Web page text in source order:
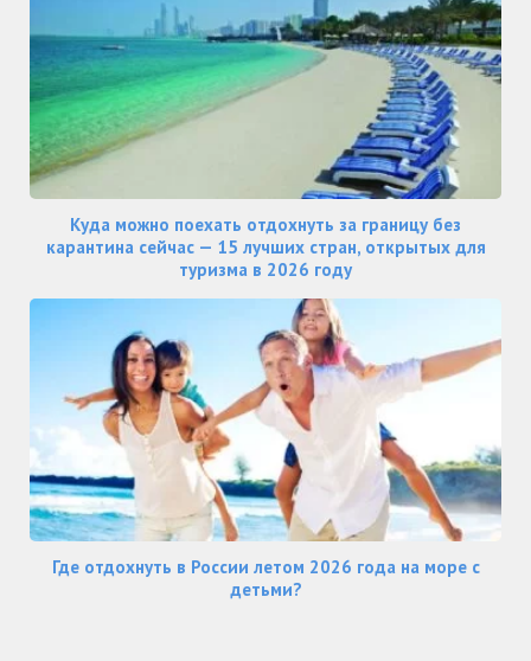
Куда можно поехать отдохнуть за границу без
карантина сейчас — 15 лучших стран, открытых для
туризма в 2026 году
Где отдохнуть в России летом 2026 года на море с
детьми?